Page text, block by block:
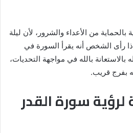
بالحماية من الأعداء والشرور، لأن ليلة
رأى الشخص أنه يقرأ السورة في
بالاستعانة بالله في مواجهة التحديات،
بفرج قريب.
لرؤية سورة القدر